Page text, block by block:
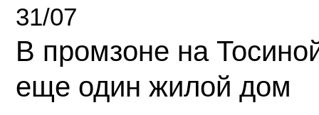
31/07
В промзоне на
еще один жилой дом